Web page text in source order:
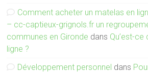
Comment acheter un matelas en
– cc-captieux-grignols.fr un
communes en Gironde dans Qu’est-ce
ligne ?
Développement personnel dans